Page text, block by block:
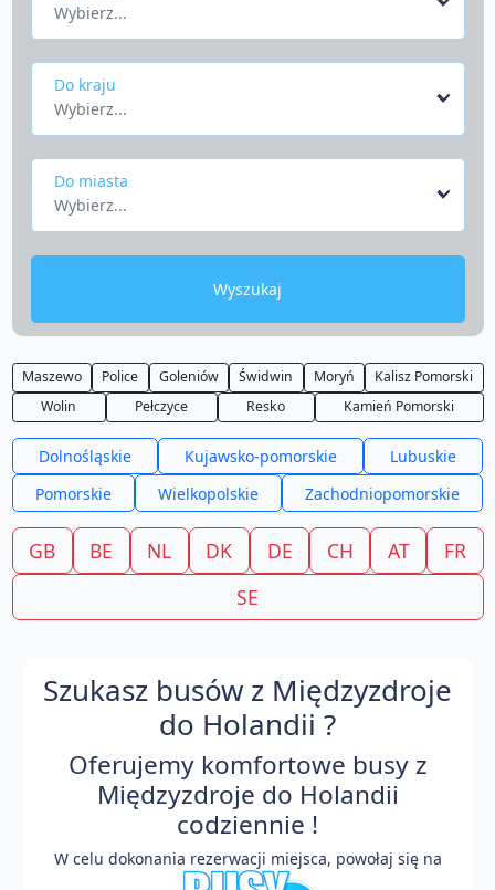
Wybierz...
Do kraju
Wybierz...
Do miasta
Wybierz...
Wyszukaj
Maszewo Police Goleniów Świdwin Moryń
Kalisz Pomorski
Wolin
Pełczyce Resko Kamień Pomorski
Dolnośląskie Kujawsko-pomorskie
Lubuskie
Pomorskie
Wielkopolskie Zachodniopomorskie
GB BE NL DK DE CH AT
FR
SE
Szukasz busów z Międzyzdroje
do Holandii ?
Oferujemy komfortowe busy z
Międzyzdroje do Holandii
codziennie !
W celu dokonania rezerwacji miejsca, powołaj się na